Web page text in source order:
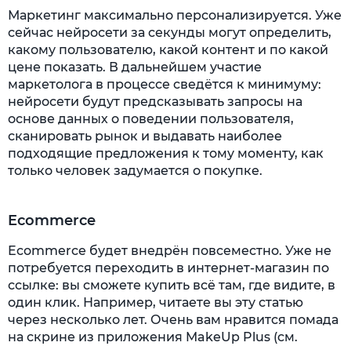
Маркетинг максимально персонализируется. Уже
сейчас нейросети за секунды могут определить,
какому пользователю, какой контент и по какой
цене показать. В дальнейшем участие
маркетолога в процессе сведётся к минимуму:
нейросети будут предсказывать запросы на
основе данных о поведении пользователя,
сканировать рынок и выдавать наиболее
подходящие предложения к тому моменту, как
только человек задумается о покупке.
Ecommerce
Ecommerce будет внедрён повсеместно. Уже не
потребуется переходить в интернет-магазин по
ссылке: вы сможете купить всё там, где видите, в
один клик. Например, читаете вы эту статью
через несколько лет. Очень вам нравится помада
на скрине из приложения MakeUp Plus (см.